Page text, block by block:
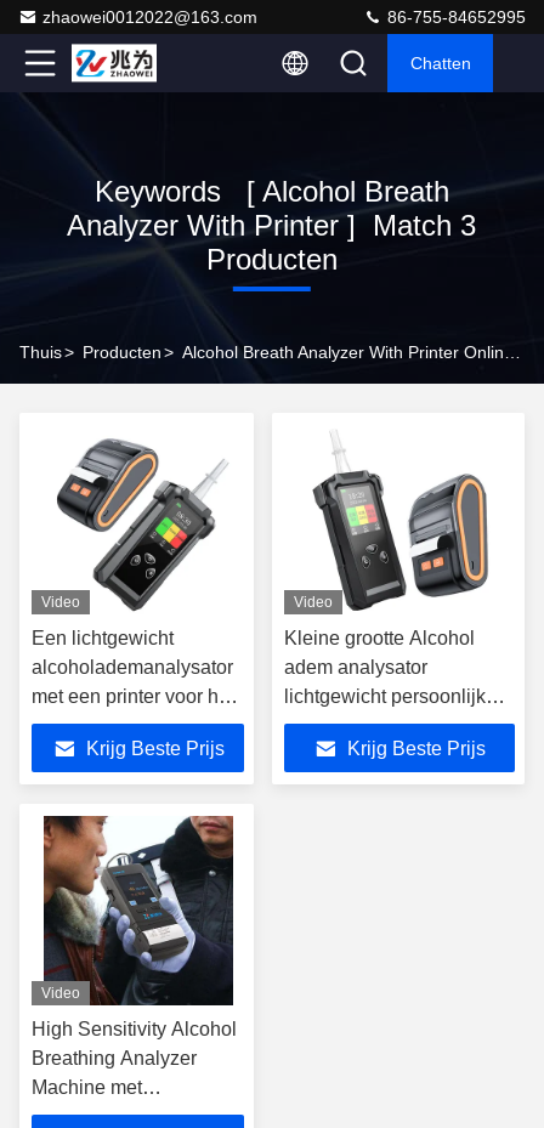
zhaowei0012022@163.com 86-755-84652995
Chatten
Keywords [ Alcohol Breath
Analyzer With Printer ] Match 3
Producten
Thuis> Producten>
Video
Een lichtgewicht
alcoholademanalysator
met een printer voor het
opslaan van 200000
testgegevens
Krijg Beste Prijs
Video
Kleine grootte Alcohol
adem analysator
lichtgewicht persoonlijke
bloed alcohol tester
Krijg Beste Prijs
Video
High Sensitivity Alcohol
Breathing Analyzer
Machine met
ingebouwde printer